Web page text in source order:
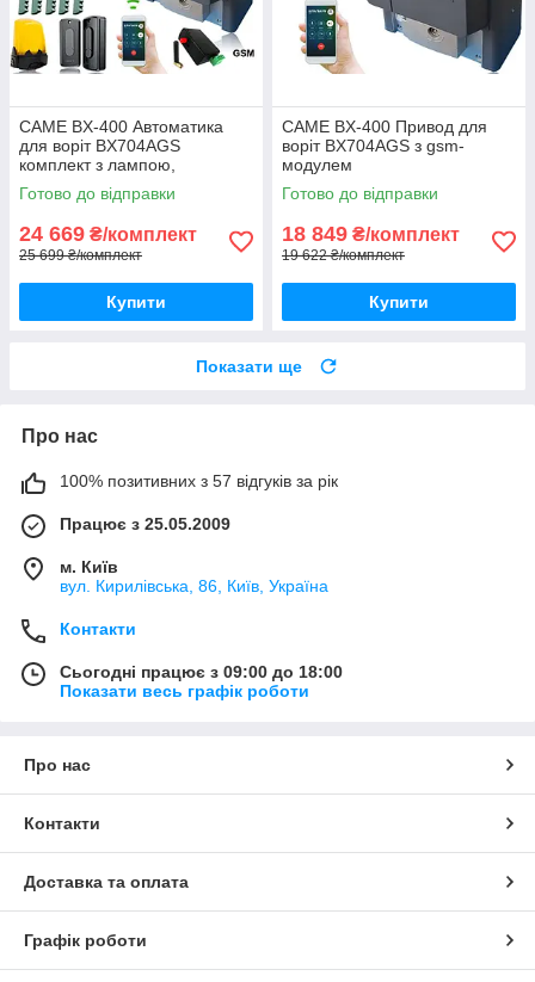
CAME BX-400 Автоматика
для воріт BX704AGS
комплект з лампою,
фотоелементами, 5м рейки і
gsm-модулем
Готово до відправки
24 669 ₴/комплект
25 699 ₴/комплект
Купити
CAME BX-400 Привод для
воріт BX704AGS з gsm-
модулем
Готово до відправки
18 849 ₴/комплект
19 622 ₴/комплект
Купити
Показати ще
Про нас
100% позитивних з 57 відгуків за рік
Працює з 25.05.2009
м. Київ
вул. Кирилівська, 86, Київ, Україна
Контакти
Сьогодні працює з 09:00 до 18:00
Показати весь графік роботи
Про нас
Контакти
Доставка та оплата
Графік роботи